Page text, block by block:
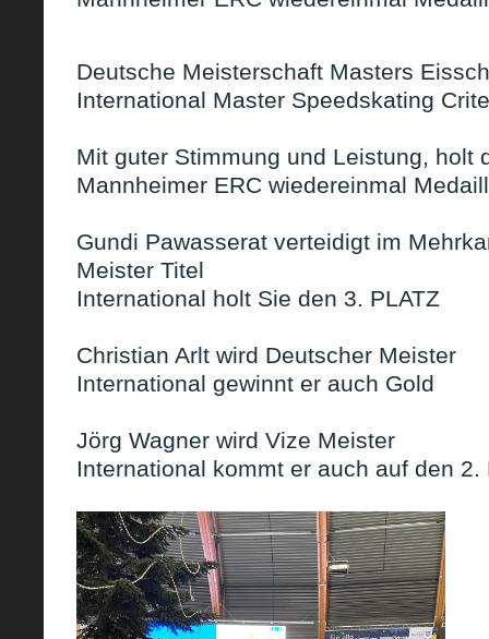
Deutsche Meisterschaft Masters
International Master Speedskating
Mit guter Stimmung und Leistung, holt
Mannheimer ERC wiedereinmal
Gundi Pawasserat verteidigt im
Meister Titel
International holt Sie den 3. PLATZ
Christian Arlt wird Deutscher Meister
International gewinnt er auch Gold
Jörg Wagner wird Vize Meister
International kommt er auch auf den 2.